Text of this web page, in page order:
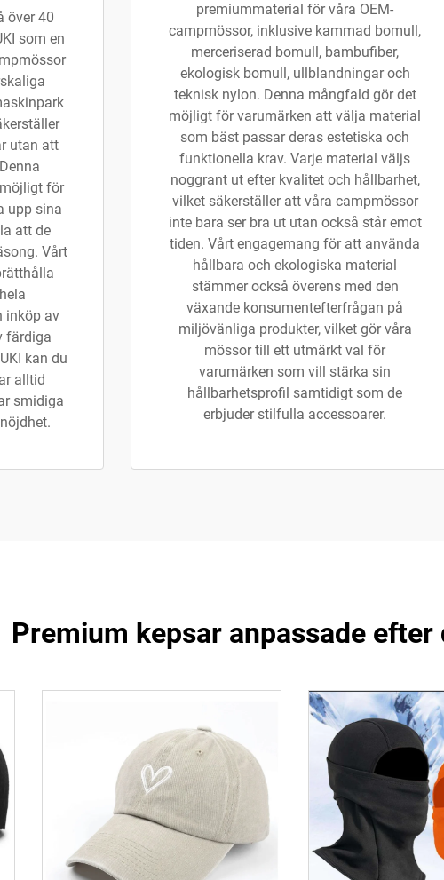
över 40
som en
utan att
för
upp sina
att de
Vårt
inköp av
färdiga
kan du
alltid
smidiga
premiummaterial för våra OEM-
campmössor, inklusive kammad bomull,
merceriserad bomull, bambufiber,
ekologisk bomull, ullblandningar och
teknisk nylon. Denna mångfald gör det
möjligt för varumärken att välja material
som bäst passar deras estetiska och
funktionella krav. Varje material väljs
noggrant ut efter kvalitet och hållbarhet,
vilket säkerställer att våra campmössor
inte bara ser bra ut utan också står emot
tiden. Vårt engagemang för att använda
hållbara och ekologiska material
stämmer också överens med den
växande konsumentefterfrågan på
miljövänliga produkter, vilket gör våra
mössor till ett utmärkt val för
varumärken som vill stärka sin
hållbarhetsprofil samtidigt som de
erbjuder stilfulla accessoarer.
Premium kepsar anpassade efter